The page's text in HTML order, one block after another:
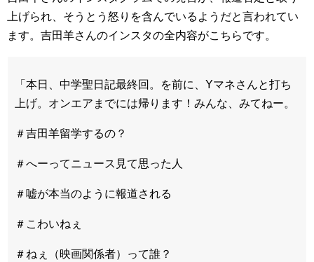
上げられ、そうとう怒りを含んでいるようだと言われてい
ます。吉田羊さんのインスタの全内容がこちらです。
「本日、中学聖日記最終回。を前に、Yマネさんと打ち
上げ。オンエアまでには帰ります！みんな、みてねー。
＃吉田羊留学するの？
＃へーってニュース見て思った人
＃嘘が本当のように報道される
＃こわいねぇ
＃ねぇ（映画関係者）って誰？